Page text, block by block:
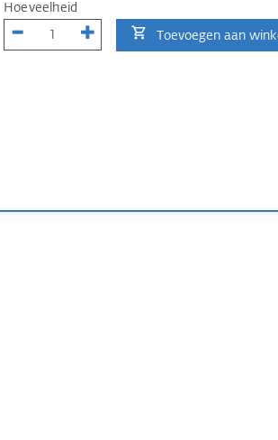
Hoeveelheid
Toevoegen aan